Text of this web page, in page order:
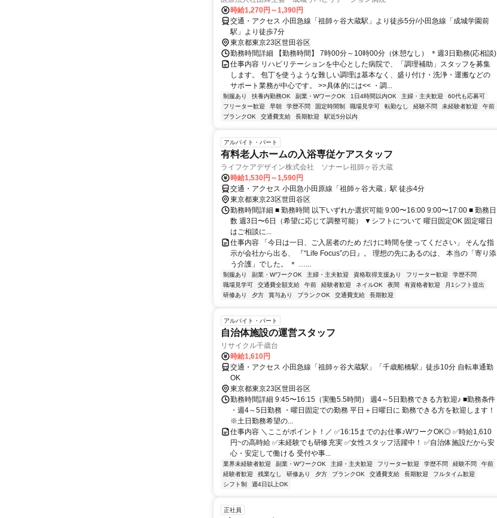
時給1,270円～1,390円
交通・アクセス 小田急線「祖師ヶ谷大蔵駅」より徒歩5分/小田急線「成城学園前
駅」より徒歩7分
東京都東京23区世田谷区
勤務時間詳細 【勤務時間】 7時00分～10時00分（休憩なし） ＊週3日勤務(応相談)
仕事内容 リハビリテーションを中心とした病院で、「調理補助」スタッフを募集
します。 包丁を使うような難しい調理は基本なく、盛り付け・洗浄・運搬などの
サポート業務が中心です。 >>具体的には<< ・調...
制服あり 扶養内勤務OK 副業・WワークOK 1日4時間以内OK 主婦・主夫歓迎
60代も応募可
フリーター歓迎
早朝 学歴不問 固定時間制 職場見学可 転勤なし 経験不問 未経験者歓迎
午前
ブランクOK
交通費支給 長期歓迎 駅近5分以内
アルバイト・パート
有料老人ホームの入浴専従ケアスタッフ
ライフケアデザイン株式会社 ソナーレ祖師ヶ谷大蔵
時給1,530円～1,590円
交通・アクセス 小田急小田原線「祖師ヶ谷大蔵」駅 徒歩4分
東京都東京23区世田谷区
勤務時間詳細 ■ 勤務時間 以下いずれか選択可能 9:00〜16:00 9:00〜17:00 ■ 勤務日
数 週3日〜6日（希望に応じて調整可能） ▼シフトについて 曜日固定OK 固定曜日
はご相談に...
仕事内容 「今日は一日、ご入居者のため だけに時間を使ってください」 そんな指
示が会社から出る、 『“Life Focus”の日』。 理想の先にあるのは、 本当の「寄り添
う介護」でした。 ＊ …...
制服あり 副業・WワークOK 主婦・主夫歓迎 資格取得支援あり フリーター歓迎
学歴不問
職場見学可
交通費全額支給 午前 経験者歓迎 ネイルOK 夜間 有資格者歓迎
月1シフト提出
研修あり
夕方 賞与あり ブランクOK 交通費支給 長期歓迎
アルバイト・パート
自治体施設の運営スタッフ
リサイクル千歳台
時給1,610円
交通・アクセス 小田急線「祖師ヶ谷大蔵駅」「千歳船橋駅」徒歩10分 自転車通勤
OK
東京都東京23区世田谷区
勤務時間詳細 9:45〜16:15（実働5.5時間） 週4～5日勤務できる方歓迎♪ ■勤務条件
・週4～5日勤務 ・曜日固定での勤務 平日＋日曜日に 勤務できる方を歓迎します！
※土日勤務希望の...
仕事内容 ＼ここがポイント！／ ✅16:15までのお仕事♪WワークOK◎ ✅時給1,610
円~の高時給 ✅未経験でも研修充実 ✅女性スタッフ活躍中！ ✅自治体施設だから安
心・安定して働ける 受付や事...
業界未経験者歓迎 副業・WワークOK 主婦・主夫歓迎 フリーター歓迎 学歴不問 経験不問
午前
経験者歓迎
残業なし 研修あり 夕方 ブランクOK 交通費支給 長期歓迎
フルタイム歓迎
シフト制
週4日以上OK
正社員